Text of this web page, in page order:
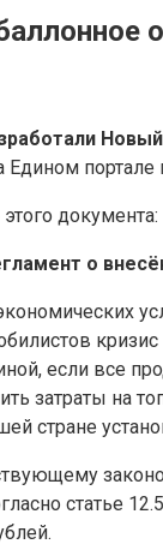
портале
документа:
о
если все
затраты на
стране
статье